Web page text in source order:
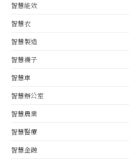
智慧能效
智慧衣
智慧製造
智慧襪子
智慧車
智慧辦公室
智慧農業
智慧醫療
智慧金融